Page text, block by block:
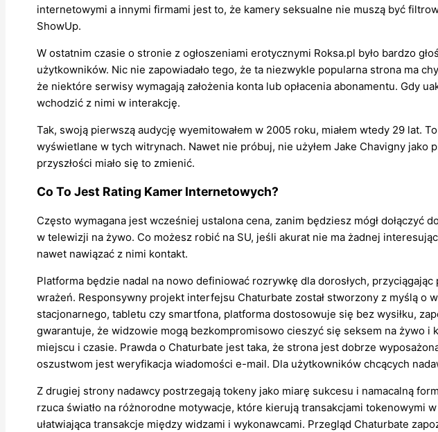
internetowymi a innymi firmami jest to, że kamery seksualne nie muszą być
ShowUp.
W ostatnim czasie o stronie z ogłoszeniami erotycznymi Roksa.pl było bardzo
użytkowników. Nic nie zapowiadało tego, że ta niezwykle popularna strona ma
że niektóre serwisy wymagają założenia konta lub opłacenia abonamentu. Gdy
wchodzić z nimi w interakcję.
Tak, swoją pierwszą audycję wyemitowałem w 2005 roku, miałem wtedy 29
wyświetlane w tych witrynach. Nawet nie próbuj, nie użyłem Jake Chavigny
przyszłości miało się to zmienić.
Co To Jest Rating Kamer Internetowych?
Często wymagana jest wcześniej ustalona cena, zanim będziesz mógł
w telewizji na żywo. Co możesz robić na SU, jeśli akurat nie ma żadnej
nawet nawiązać z nimi kontakt.
Platforma będzie nadal na nowo definiować rozrywkę dla dorosłych,
wrażeń. Responsywny projekt interfejsu Chaturbate został stworzony z myślą o
stacjonarnego, tabletu czy smartfona, platforma dostosowuje się bez wysiłku,
gwarantuje, że widzowie mogą bezkompromisowo cieszyć się seksem na żywo
miejscu i czasie. Prawda o Chaturbate jest taka, że ​​strona jest dobrze
oszustwom jest weryfikacja wiadomości e-mail. Dla użytkowników chcących
Z drugiej strony nadawcy postrzegają tokeny jako miarę sukcesu i namacalną
rzuca światło na różnorodne motywacje, które kierują transakcjami tokenowymi
ułatwiająca transakcje między widzami i wykonawcami. Przegląd Chaturbate